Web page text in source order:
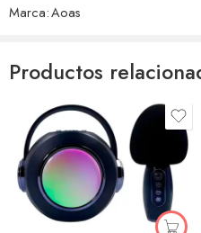
Marca:Aoas
Productos